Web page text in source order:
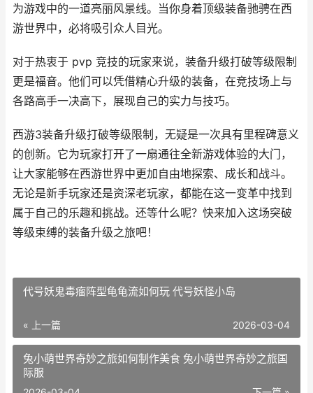
为游戏中的一道亮丽风景线。当你身着顶级装备驰骋在西
游世界中，必将吸引众人目光。
对于热衷于 pvp 竞技的玩家来说，装备升级打破等级限制
更是福音。他们可以凭借精心升级的装备，在竞技场上与
各路高手一决高下，展现自己的实力与技巧。
西游3装备升级打破等级限制，无疑是一次具有里程碑意义
的创新。它为玩家打开了一扇通往全新游戏体验的大门，
让大家能够在西游世界中更加自由地探索、成长和战斗。
无论是新手玩家还是资深老玩家，都能在这一变革中找到
属于自己的乐趣和挑战。还等什么呢？快来加入这场突破
等级束缚的装备升级之旅吧！
代号妖鬼毒瘤阵型龟龟流如何玩 代号妖怪小岛
« 上一篇 2026-03-04
兔小萌世界奇妙之旅如何制作美食 兔小萌世界奇妙之旅国
际服